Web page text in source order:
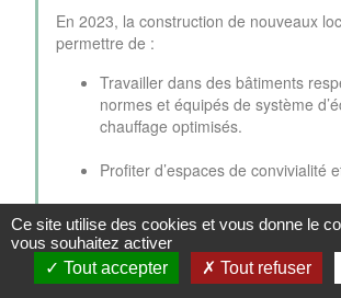
En 2023, la construction de nouveaux
permettre de :
Travailler dans des bâtiments
normes et équipés de système
chauffage optimisés.
Profiter d’espaces de convivialité
Bénéficier de parkings équipés de
recharge électriques.
Ce site utilise des cookies et vous donne le
vous souhaitez activer
Tout accepter
Tout refuser